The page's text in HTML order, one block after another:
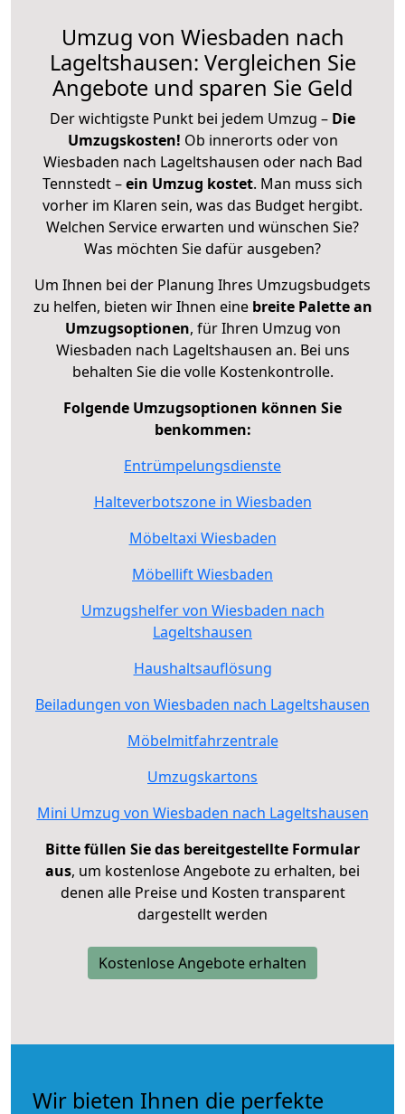
Umzug von Wiesbaden nach
Lageltshausen: Vergleichen Sie
Angebote und sparen Sie Geld
Der wichtigste Punkt bei jedem Umzug – Die
Umzugskosten! Ob innerorts oder von
Wiesbaden nach Lageltshausen oder nach Bad
Tennstedt –ein Umzug kostet. Man muss sich
vorher im Klaren sein, was das Budget hergibt.
Welchen Service erwarten und wünschen Sie?
Was möchten Sie dafür ausgeben?
Um Ihnen bei der Planung Ihres Umzugsbudgets
zu helfen, bieten wir Ihnen eine breite Palette an
Umzugsoptionen, für Ihren Umzug von
Wiesbaden nach Lageltshausen an. Bei uns
behalten Sie die volle Kostenkontrolle.
Folgende Umzugsoptionen können Sie
benkommen:
Entrümpelungsdienste
Halteverbotszone in Wiesbaden
Möbeltaxi Wiesbaden
Möbellift Wiesbaden
Umzugshelfer von Wiesbaden nach
Lageltshausen
Haushaltsauflösung
Beiladungen von Wiesbaden nach Lageltshausen
Möbelmitfahrzentrale
Umzugskartons
Mini Umzug von Wiesbaden nach Lageltshausen
Bitte füllen Sie das bereitgestellte Formular
aus, um kostenlose Angebote zu erhalten, bei
denen alle Preise und Kosten transparent
dargestellt werden
Kostenlose Angebote erhalten
Wir bieten Ihnen die perfekte